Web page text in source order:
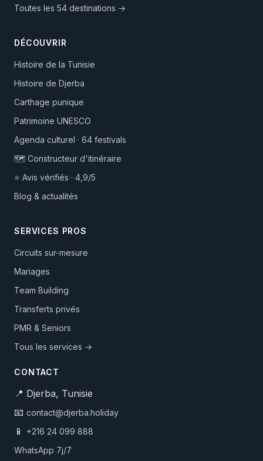
Toutes les 54 destinations →
DÉCOUVRIR
Histoire de la Tunisie
Histoire de Djerba
Carthage punique
Patrimoine UNESCO
Agenda culturel · 64 festivals
🗺️ Constructeur d'itinéraire
⭐ Avis vérifiés · 4,9/5
Blog & actualités
SERVICES PROS
Circuits sur-mesure
Mariages
Team Building
Transferts privés
PMR & Seniors
Tous les services →
CONTACT
📍 Djerba, Tunisie
📧 contact@djerba.holiday
📱
+216 24 099 888
WhatsApp 7j/7